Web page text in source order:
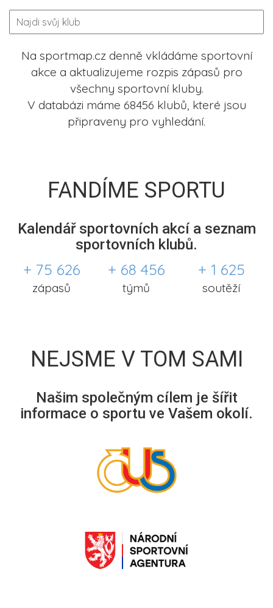
Na sportmap.cz denně vkládáme sportovní
akce a aktualizujeme rozpis zápasů pro
všechny sportovní kluby.
V databázi máme 68456 klubů, které jsou
připraveny pro vyhledání.
FANDÍME SPORTU
Kalendář sportovních akcí a seznam
sportovních klubů.
+ 75 626
zápasů
+ 68 456
týmů
+ 1 625
soutěží
NEJSME V TOM SAMI
Našim společným cílem je šířit
informace o sportu ve Vašem okolí.